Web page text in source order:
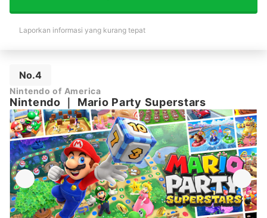
Laporkan informasi yang kurang tepat
No.4
Nintendo of America
Nintendo Mario Party Superstars